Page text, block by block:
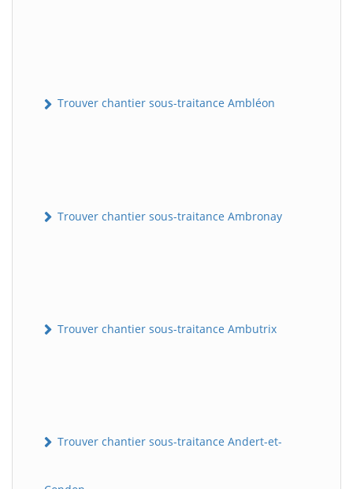
Trouver chantier sous-traitance Ambléon
Trouver chantier sous-traitance Ambronay
Trouver chantier sous-traitance Ambutrix
Trouver chantier sous-traitance Andert-et-